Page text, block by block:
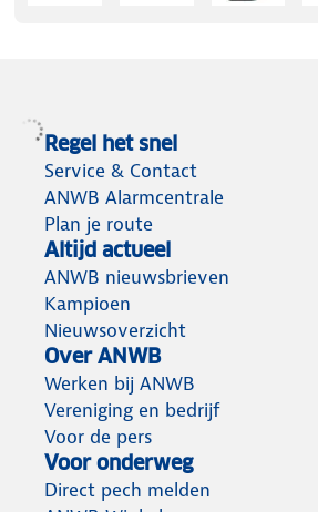
Regel het snel
Service & Contact
ANWB Alarmcentrale
Plan je route
Altijd actueel
ANWB nieuwsbrieven
Kampioen
Nieuwsoverzicht
Over ANWB
Werken bij ANWB
Vereniging en bedrijf
Voor de pers
Voor onderweg
Direct pech melden